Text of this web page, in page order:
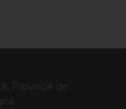
Provincia de